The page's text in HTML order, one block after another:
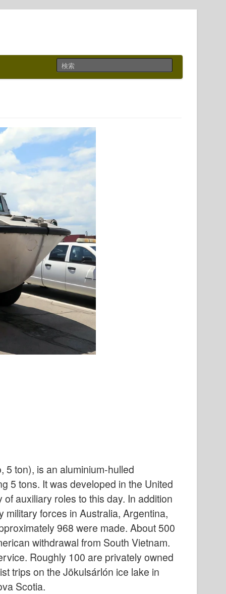
5 ton), is an aluminium-hulled
5 tons. It was developed in the United
auxiliary roles to this day. In addition
forces in Australia, Argentina,
968 were made. About 500
withdrawal from South Vietnam.
Roughly 100 are privately owned
trips on the Jökulsárlón ice lake in
Scotia.